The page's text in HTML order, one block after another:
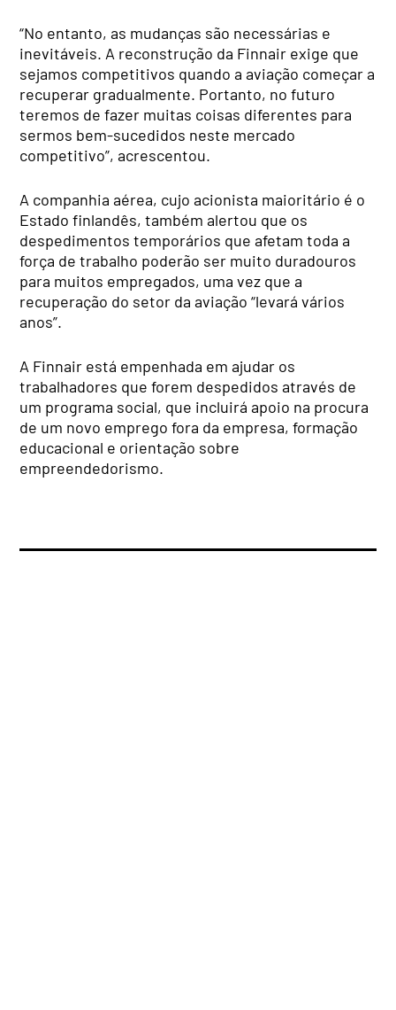
“No entanto, as mudanças são necessárias e
inevitáveis. A reconstrução da Finnair exige que
sejamos competitivos quando a aviação começar a
recuperar gradualmente. Portanto, no futuro
teremos de fazer muitas coisas diferentes para
sermos bem-sucedidos neste mercado
competitivo”, acrescentou.
A companhia aérea, cujo acionista maioritário é o
Estado finlandês, também alertou que os
despedimentos temporários que afetam toda a
força de trabalho poderão ser muito duradouros
para muitos empregados, uma vez que a
recuperação do setor da aviação “levará vários
anos”.
A Finnair está empenhada em ajudar os
trabalhadores que forem despedidos através de
um programa social, que incluirá apoio na procura
de um novo emprego fora da empresa, formação
educacional e orientação sobre
empreendedorismo.